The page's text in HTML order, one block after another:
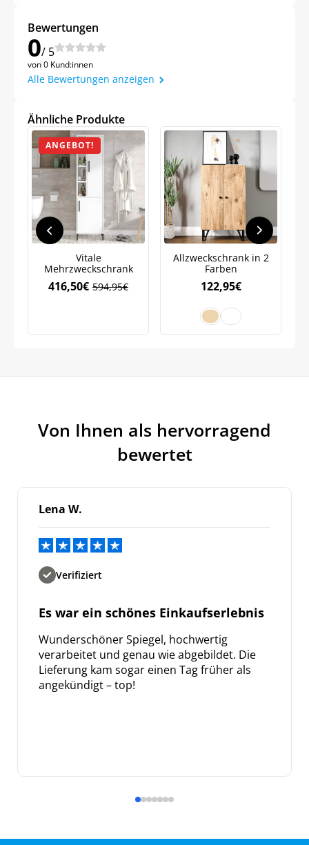
Bewertungen
0/ 5
von 0 Kund:innen
Alle Bewertungen anzeigen
Ähnliche Produkte
ANGEBOT!
Vitale
Mehrzweckschrank
594,95€
Ursprünglicher
594,95€
416,50€Aktueller
416,50€.
Allzweckschrank in 2
Farben
122,95€
Von Ihnen als hervorragend
bewertet
Lena W.
Verifiziert
Es war ein schönes Einkaufserlebnis
Wunderschöner Spiegel, hochwertig
verarbeitet und genau wie abgebildet. Die
Lieferung kam sogar einen Tag früher als
angekündigt – top!
auf Ihre erste Bestellung sichern!
Meinen Code senden
Bleiben Sie auf dem Laufenden über
Neuigkeiten und Angebote.
Weitere Informationen darüber, wie wir Ihre Daten für
Marketingkommunikation verarbeiten. Lesen Sie unsere